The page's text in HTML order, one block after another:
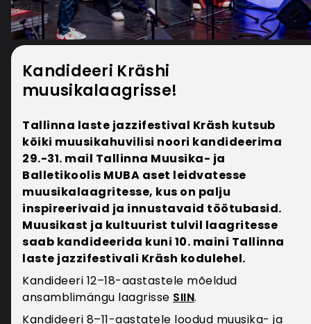
Kandideeri Kräshi
muusikalaagrisse!
Tallinna laste jazzifestival Kräsh kutsub
kõiki muusikahuvilisi noori kandideerima
29.-31. mail Tallinna Muusika- ja
Balletikoolis MUBA aset leidvatesse
muusikalaagritesse, kus on palju
inspireerivaid ja innustavaid töötubasid.
Muusikast ja kultuurist tulvil laagritesse
saab kandideerida kuni 10. maini Tallinna
laste jazzifestivali Kräsh kodulehel.
Kandideeri 12–18-aastastele mõeldud
ansamblimängu laagrisse SIIN.
Kandideeri 8–11-aastatele loodud muusika- ja
Milliseid isikuandmeid töödeldakse
nimi, telefoninumber ja e-posti aadress;
otseturunduse nõusolekud
Edasi on Viljandi Pärimusmuusika tekst
töödeldakseIsikuandmeid kasutatakse kliendi
tellimuste haldamiseks ja kauba
kohaletoimetamiseks. Ostuajaloo andmeid (ostu
kuupäev, kaup, kogus, kliendi andmed)
kasutatakse ostetud kaupade ja teenuste ülevaate
koostamiseks ning kliendieelistuste analüüsimiseks
Pangakonto numbrit kasutatakse kliendile
maksete tagastamiseks. Isikuandmeid nagu e-
post, telefoni nr, kliendi nimi, töödeldakse selleks,
et lahendada kaupade ja teenuste osutamise
seonduvaid küsimusi (klienditugi). Veebipoe
kasutaja IP-aadressi või teisi võrguidentifikaatoreid